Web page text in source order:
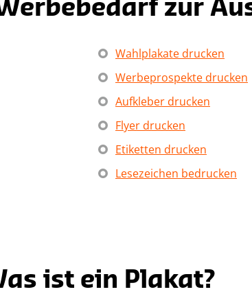
zur
Wahlplakate drucken
Werbeprospekte drucken
Aufkleber drucken
Flyer drucken
Etiketten drucken
Lesezeichen bedrucken
ist ein Plakat?